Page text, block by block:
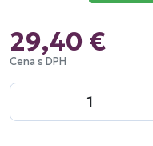
29,40 €
Cena s DPH